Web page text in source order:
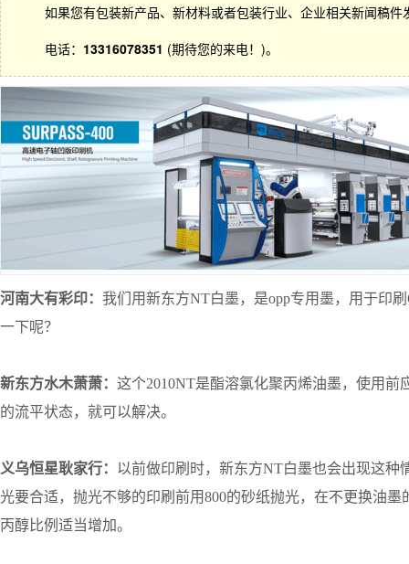
如果您有包装新产品、新材料或者包装行业、企业相关新闻稿
电话： 13316078351 (期待您的来电！)。
河南大有彩印： 我们用新东方NT白墨，是opp专用墨，用于印
一下呢？
新东方水木萧萧： 这个2010NT是酯溶氯化聚丙烯油墨，使用
的流平状态，就可以解决。
义乌恒星耿家行： 以前做印刷时，新东方NT白墨也会出现这
光要合适，抛光不够的印刷前用800的砂纸抛光，在不更换油
丙醇比例适当增加。